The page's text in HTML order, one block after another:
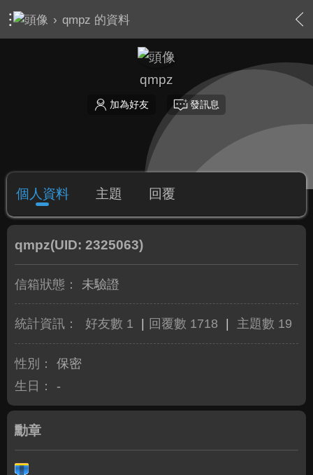
› qmpz 的資料
qmpz
加為好友 發訊息
個人資料 主題 回覆
qmpz(UID: 2325063)
信箱狀態： 未驗證
統計資訊： 好友數 1 回覆數 1718 主題數 19
性別：
保密
生日：
-
勳章